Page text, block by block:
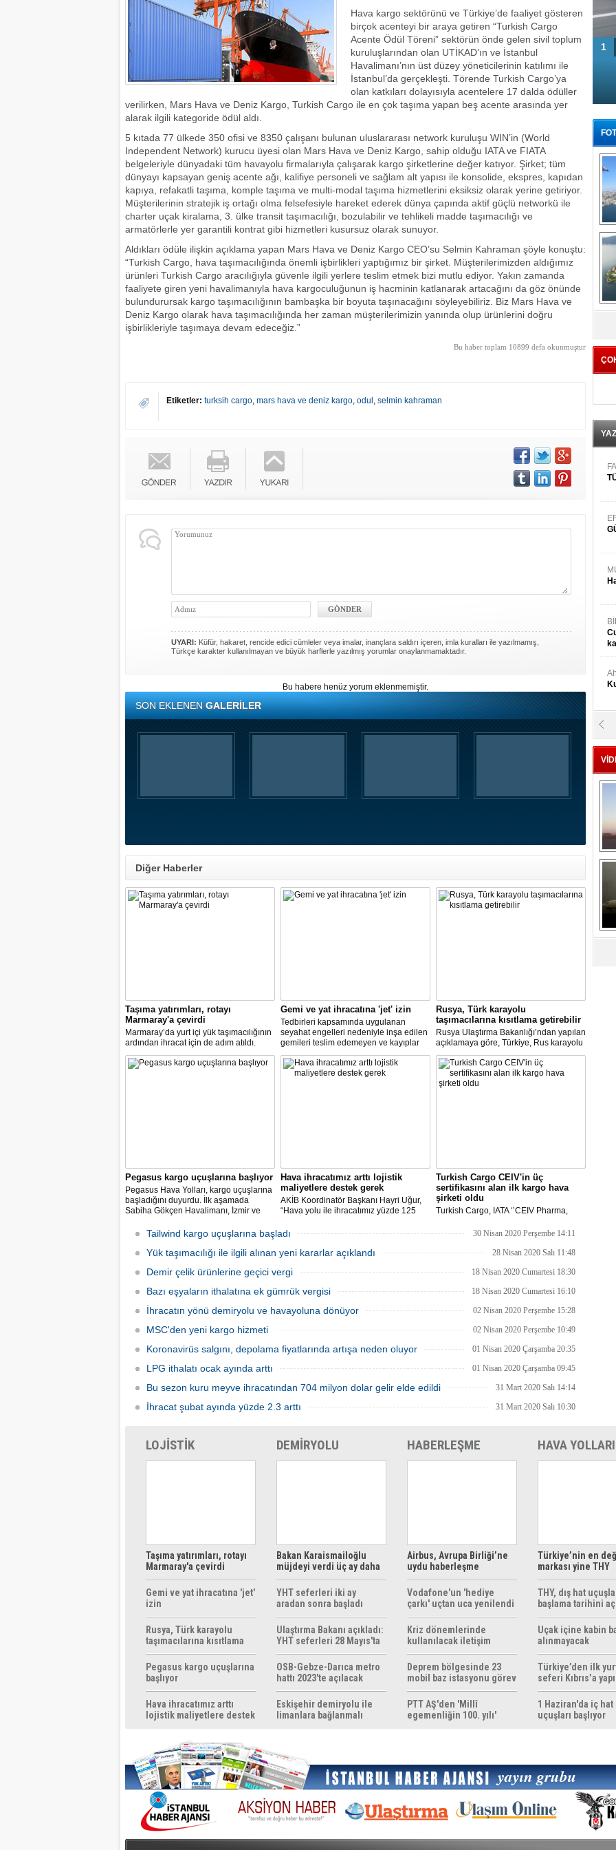
Hava kargo sektörünü ve Türkiye’de faaliyet gösteren
birçok acenteyi bir araya getiren “Turkish Cargo
Acente Ödül Töreni” sektörün önde gelen sivil toplum
kuruluşlarından olan UTİKAD’ın ve İstanbul
Havalimanı’nın üst düzey yöneticilerinin katılımı ile
İstanbul’da gerçekleşti. Törende Turkish Cargo’ya
olan katkıları dolayısıyla acentelere 17 dalda ödüller
verilirken, Mars Hava ve Deniz Kargo, Turkish Cargo ile en çok taşıma yapan beş acente arasında yer
alarak ilgili kategoride ödül aldı.
5 kıtada 77 ülkede 350 ofisi ve 8350 çalışanı bulunan uluslararası network kuruluşu WIN’in (World
Independent Network) kurucu üyesi olan Mars Hava ve Deniz Kargo, sahip olduğu IATA ve FIATA
belgeleriyle dünyadaki tüm havayolu firmalarıyla çalışarak kargo şirketlerine değer katıyor. Şirket; tüm
dünyayı kapsayan geniş acente ağı, kalifiye personeli ve sağlam alt yapısı ile konsolide, ekspres, kapıdan
kapıya, refakatli taşıma, komple taşıma ve multi-modal taşıma hizmetlerini eksiksiz olarak yerine getiriyor.
Müşterilerinin stratejik iş ortağı olma felsefesiyle hareket ederek dünya çapında aktif güçlü networkü ile
charter uçak kiralama, 3. ülke transit taşımacılığı, bozulabilir ve tehlikeli madde taşımacılığı ve
armatörlerle yer garantili kontrat gibi hizmetleri kusursuz olarak sunuyor.
Aldıkları ödüle ilişkin açıklama yapan Mars Hava ve Deniz Kargo CEO’su Selmin Kahraman şöyle konuştu:
“Turkish Cargo, hava taşımacılığında önemli işbirlikleri yaptığımız bir şirket. Müşterilerimizden aldığımız
ürünleri Turkish Cargo aracılığıyla güvenle ilgili yerlere teslim etmek bizi mutlu ediyor. Yakın zamanda
faaliyete giren yeni havalimanıyla hava kargoculuğunun iş hacminin katlanarak artacağını da göz önünde
bulundurursak kargo taşımacılığının bambaşka bir boyuta taşınacağını söyleyebiliriz. Biz Mars Hava ve
Deniz Kargo olarak hava taşımacılığında her zaman müşterilerimizin yanında olup ürünlerini doğru
işbirlikleriyle taşımaya devam edeceğiz.”
Bu haber toplam 10899 defa okunmuştur
Etiketler: turksih cargo, mars hava ve deniz kargo, odul , selmin kahraman
UYARI: Küfür, hakaret, rencide edici cümleler veya imalar, inançlara saldırı içeren, imla kuralları ile yazılmamış,
Türkçe karakter kullanılmayan ve büyük harflerle yazılmış yorumlar onaylanmamaktadır.
Bu habere henüz yorum eklenmemiştir.
SON EKLENENGALERİLER
Diğer Haberler
Taşıma yatırımları, rotayı
Marmaray'a çevirdi
Marmaray’da yurt içi yük taşımacılığının
ardından ihracat için de adım atıldı.
Karayolundaki engellerin aşılmasıyla
ihracatın hızlanacağını vurgulayan
Gemi ve yat ihracatına 'jet' izin
Tedbirleri kapsamında uygulanan
seyahat engelleri nedeniyle inşa edilen
gemileri teslim edemeyen ve kayıplar
yaşayan tersanecilere Ticaret
Bakanlığı'nın izni ile yabancı alıcılar
özel jet uçakla Türkiye'ye getirilecek ve
Rusya, Türk karayolu
taşımacılarına kısıtlama getirebilir
Rusya Ulaştırma Bakanlığı’ndan yapılan
açıklamaya göre, Türkiye, Rus karayolu
taşımacıları için mevcut kısıtlamaları
kaldırmazsa, bugün saat 23.00 itibariyle
Türk taşımacılara kısıtlama getirilebilir.
Pegasus kargo uçuşlarına başlıyor
Pegasus Hava Yolları, kargo uçuşlarına
başladığını duyurdu. İlk aşamada
Sabiha Gökçen Havalimanı, İzmir ve
dahilindeki yurt içi ve yurt dışı noktalara
Hava ihracatımız arttı lojistik
maliyetlere destek gerek
AKİB Koordinatör Başkanı Hayri Uğur,
“Hava yolu ile ihracatımız yüzde 125
bu zorlu süreçte, hükümetimizden
destekler ve teşvikler sağlamasını
Turkish Cargo CEIV'in üç
sertifikasını alan ilk kargo hava
şirketi oldu
Turkish Cargo, IATA ‘’CEIV Pharma,
üçüne birden sahip olan ilk hava kargo
Tailwind kargo uçuşlarına başladı 30 Nisan 2020 Perşembe 14:11
Yük taşımacılığı ile ilgili alınan yeni kararlar açıklandı 28 Nisan 2020 Salı 11:48
Demir çelik ürünlerine geçici vergi 18 Nisan 2020 Cumartesi 18:30
Bazı eşyaların ithalatına ek gümrük vergisi 18 Nisan 2020 Cumartesi 16:10
İhracatın yönü demiryolu ve havayoluna dönüyor 02 Nisan 2020 Perşembe 15:28
MSC'den yeni kargo hizmeti 02 Nisan 2020 Perşembe 10:49
Koronavirüs salgını, depolama fiyatlarında artışa neden oluyor 01 Nisan 2020 Çarşamba 20:35
LPG ithalatı ocak ayında arttı 01 Nisan 2020 Çarşamba 09:45
Bu sezon kuru meyve ihracatından 704 milyon dolar gelir elde edildi 31 Mart 2020 Salı 14:14
İhracat şubat ayında yüzde 2.3 arttı 31 Mart 2020 Salı 10:30
1
LOJİSTİK
Taşıma yatırımları, rotayı
Marmaray'a çevirdi
Gemi ve yat ihracatına 'jet'
izin
Rusya, Türk karayolu
taşımacılarına kısıtlama
getirebilir
Pegasus kargo uçuşlarına
başlıyor
Hava ihracatımız arttı
lojistik maliyetlere destek
DEMİRYOLU
Bakan Karaismailoğlu
müjdeyi verdi üç ay daha
ücretsiz
YHT seferleri iki ay
aradan sonra başladı
Ulaştırma Bakanı açıkladı:
YHT seferleri 28 Mayıs'ta
başlıyor
OSB-Gebze-Darıca metro
hattı 2023'te açılacak
Eskişehir demiryolu ile
limanlara bağlanmalı
HABERLEŞME
Airbus, Avrupa Birliği’ne
uydu haberleşme
çözümleri sunuyor
Vodafone'un 'hediye
çarkı' uçtan uca yenilendi
Kriz dönemlerinde
kullanılacak iletişim
yöntemleri rehberi
hazırlandı
Deprem bölgesinde 23
mobil baz istasyonu görev
yapıyor
PTT AŞ'den 'Millî
egemenliğin 100. yılı'
HAVA YOLLARI
Türkiye’nin en
markası yine THY
THY, dış hat
başlama tarihini
Uçak içine kabin
alınmayacak
Türkiye’den ilk yurt
seferi Kıbrıs’a
1 Haziran'da iç hat
uçuşları başlıyor